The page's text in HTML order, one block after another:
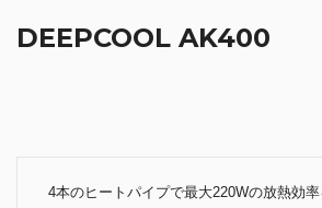
DEEPCOOL AK400
4本のヒートパイプで最大220Wの放熱効